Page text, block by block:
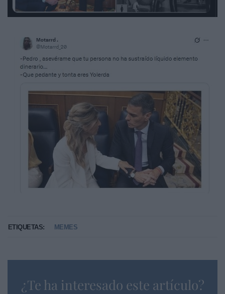
ETIQUETAS: MEMES
¿Te ha interesado este artículo?